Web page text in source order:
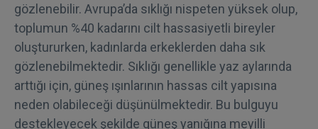
gözlenebilir. Avrupa’da sıklığı nispeten yüksek olup,
toplumun %40 kadarını cilt hassasiyetli bireyler
oluştururken, kadınlarda erkeklerden daha sık
gözlenebilmektedir. Sıklığı genellikle yaz aylarında
arttığı için, güneş ışınlarının hassas cilt yapısına
neden olabileceği düşünülmektedir. Bu bulguyu
destekleyecek şekilde güneş yanığına meyilli